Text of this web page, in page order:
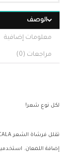
الوصف
معلومات إضافية
مراجعات (0)
لكل نوع شعر!
إضافة اللمعان.